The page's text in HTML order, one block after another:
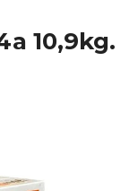
10,9kg.